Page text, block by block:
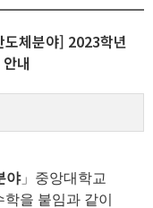
체분야] 2023학년
내
야」중앙대학교
을 붙임과 같이